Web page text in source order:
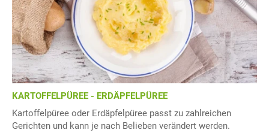
KARTOFFELPÜREE - ERDÄPFELPÜREE
Kartoffelpüree oder Erdäpfelpüree passt zu zahlreichen
Gerichten und kann je nach Belieben verändert werden.